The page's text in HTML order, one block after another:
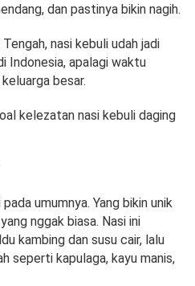
dan pastinya bikin nagih.
nasi kebuli udah jadi
Indonesia, apalagi waktu
besar.
kelezatan nasi kebuli daging
umumnya. Yang bikin unik
nggak biasa. Nasi ini
kambing dan susu cair, lalu
seperti kapulaga, kayu manis,